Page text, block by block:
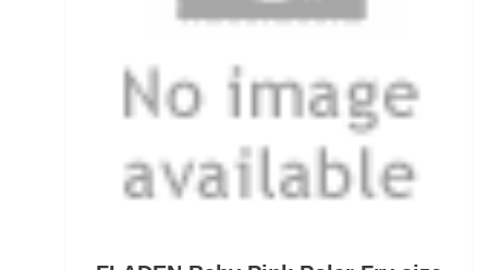
Fertige Meeresvorfächer
Feststellposen
Filetiermesser
Fischtöter
Flat/Pear Lead